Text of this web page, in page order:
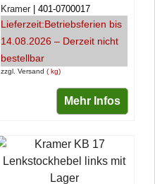
zzgl. Versand kg
Kramer 401-0700017
Lieferzeit:Betriebsferien bis
14.08.2026 – Derzeit nicht
bestellbar
Mehr Infos